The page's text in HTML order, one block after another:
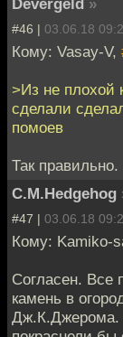
#46 | 03.06.18
Кому: Vasay-V,
>Из не плохой
сделали
помоев
Так правильно.
C.M.Hedgehog
#47 | 03.06.18
Кому: Kamiko-
Согласен. Все
камень в
Дж.К.Джерома.